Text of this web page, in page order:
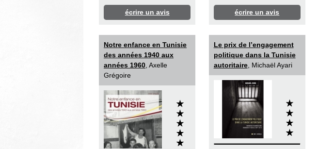
écrire un avis écrire un avis
Notre enfance en Tunisie
des années 1940 aux
années 1960 , Axelle
Grégoire
Le prix de l’engagement
politique dans la Tunisie
autoritaire, Michaël Ayari